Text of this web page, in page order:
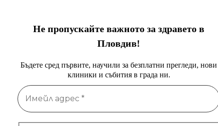
Не пропускайте важното за здравето в
Пловдив!
Бъдете сред първите, научили за безплатни прегледи, нови
клиники и събития в града ни.